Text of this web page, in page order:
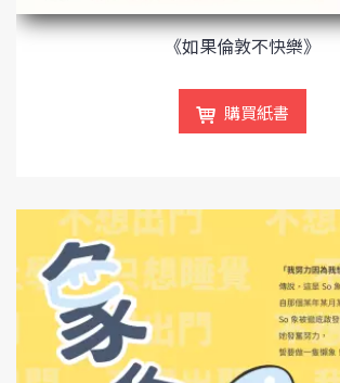
《如果倫敦不快樂》
購買紙書